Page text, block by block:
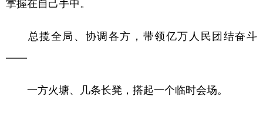
总揽全局、协调各方，带领亿万人民团结奋斗
——
一方火塘、几条长凳，搭起一个临时会场。